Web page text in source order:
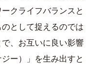
クライフバランスと
として捉えるのでは
、お互いに良い影響
ー）」を生み出すと